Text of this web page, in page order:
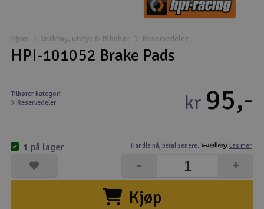
Droner
Fly
Helikopter
Kamerautstyr
Modellbygging, LEGO & byggesett
Hjem Verktøy, utstyr & tilbehør Reservedeler
HPI-101052 Brake Pads
Tilhører kategori
Reservedeler
Handle nå, betal senere. Les mer
kr 95,-
Kjøp
+
-
1 på lager